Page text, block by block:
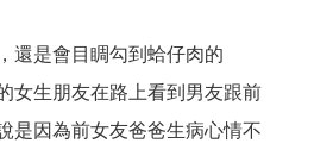
還是會目睭勾到蛤仔肉的
女生朋友在路上看到男友跟前
是因為前女友爸爸生病心情不